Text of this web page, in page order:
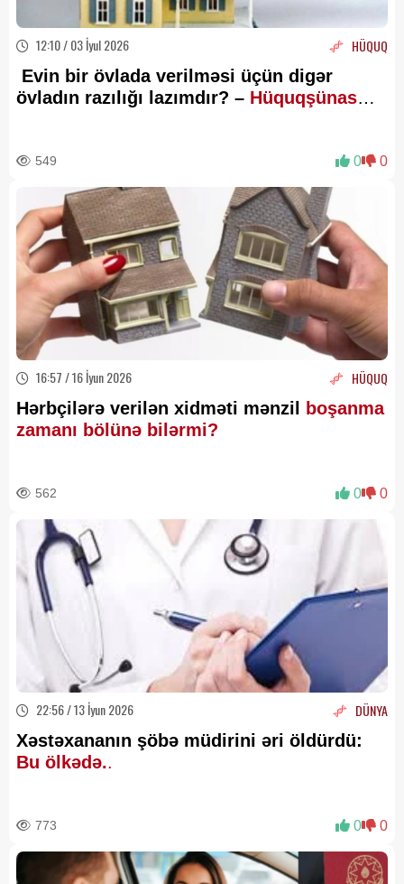
12:10 / 03 İyul 2026 HÜQUQ
Evin bir övlada verilməsi üçün digər
övladın razılığı lazımdır? – Hüquqşünas
549 0 0
16:57 / 16 İyun 2026 HÜQUQ
Hərbçilərə verilən xidməti mənzil
boşanma
zamanı bölünə bilərmi?
562 0 0
22:56 / 13 İyun 2026 DÜNYA
Xəstəxananın şöbə müdirini əri öldürdü:
Bu ölkədə..
773 0 0